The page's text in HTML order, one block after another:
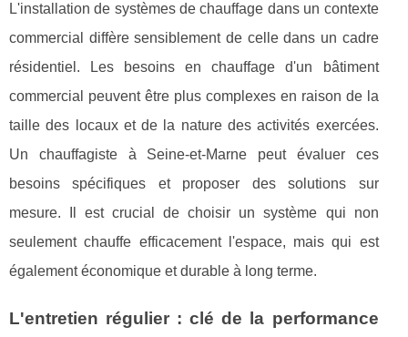
L'installation de systèmes de chauffage dans un contexte
commercial diffère sensiblement de celle dans un cadre
résidentiel. Les besoins en chauffage d'un bâtiment
commercial peuvent être plus complexes en raison de la
taille des locaux et de la nature des activités exercées.
Un chauffagiste à Seine-et-Marne peut évaluer ces
besoins spécifiques et proposer des solutions sur
mesure. Il est crucial de choisir un système qui non
seulement chauffe efficacement l'espace, mais qui est
également économique et durable à long terme.
L'entretien régulier : clé de la performance